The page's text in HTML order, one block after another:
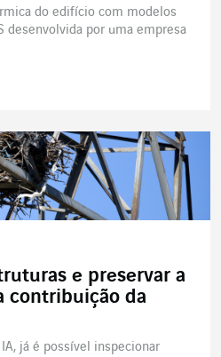
do edifício com modelos
desenvolvida por uma empresa
e preservar a
contribuição da
já é possível inspecionar